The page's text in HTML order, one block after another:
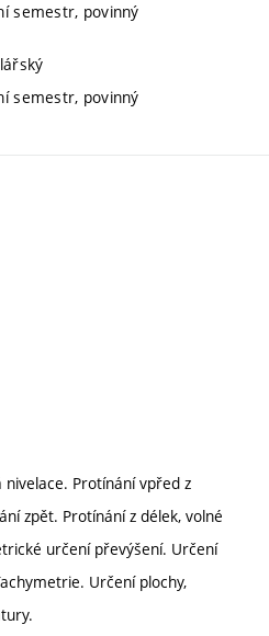
semestr, povinný
semestr, povinný
nivelace. Protínání vpřed z
zpět. Protínání z délek, volné
určení převýšení. Určení
Určení plochy,